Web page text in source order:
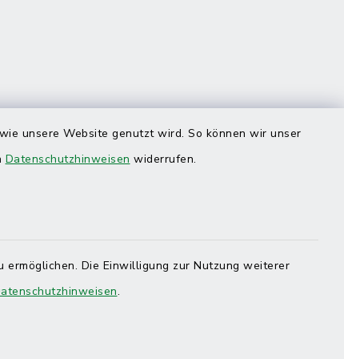
unsere Website genutzt wird. So können wir unser
Datenschutzhinweisen widerrufen.
Die Einwilligung zur Nutzung weiterer
.